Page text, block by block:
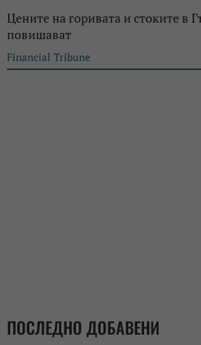
Цените на горивата и стоките в
повишават
Financial Tribune
ПОСЛЕДНО ДОБАВЕНИ